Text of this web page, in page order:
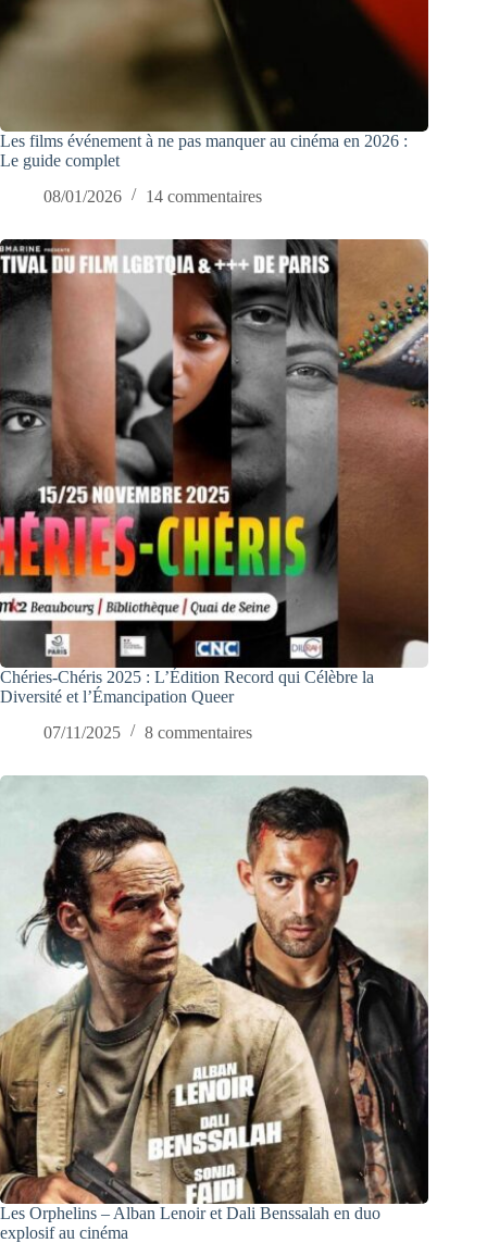
Les films événement à ne pas manquer au cinéma en 2026 :
Le guide complet
08/01/2026
14 commentaires
Chéries-Chéris 2025 : L’Édition Record qui Célèbre la
Diversité et l’Émancipation Queer
07/11/2025
8 commentaires
Les Orphelins – Alban Lenoir et Dali Benssalah en duo
explosif au cinéma